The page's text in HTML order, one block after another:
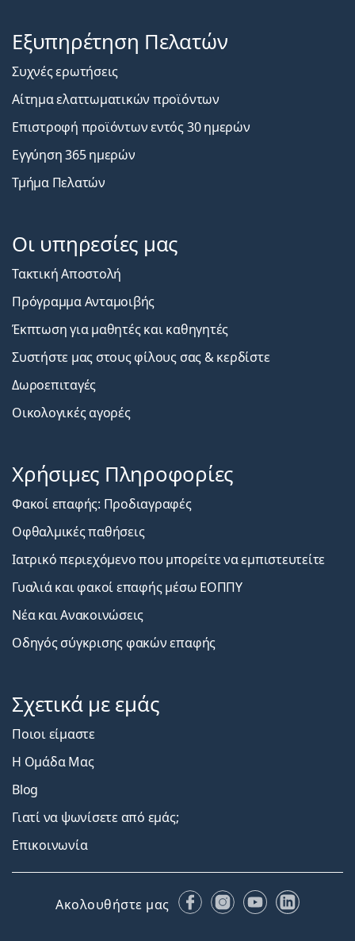
Εξυπηρέτηση Πελατών
Συχνές ερωτήσεις
Αίτημα ελαττωματικών προϊόντων
Επιστροφή προϊόντων εντός 30 ημερών
Εγγύηση 365 ημερών
Τμήμα Πελατών
Οι υπηρεσίες μας
Τακτική Αποστολή
Πρόγραμμα Ανταμοιβής
Έκπτωση για μαθητές και καθηγητές
Συστήστε μας στους φίλους σας & κερδίστε
Δωροεπιταγές
Οικολογικές αγορές
Χρήσιμες Πληροφορίες
Φακοί επαφής: Προδιαγραφές
Οφθαλμικές παθήσεις
Ιατρικό περιεχόμενο που μπορείτε να εμπιστευτείτε
Γυαλιά και φακοί επαφής μέσω ΕΟΠΠΥ
Νέα και Ανακοινώσεις
Οδηγός σύγκρισης φακών επαφής
Σχετικά με εμάς
Ποιοι είμαστε
Η Ομάδα Μας
Blog
Γιατί να ψωνίσετε από εμάς;
Επικοινωνία
Ακολουθήστε μας FacebookInstagram
YouTubeLinkedIn